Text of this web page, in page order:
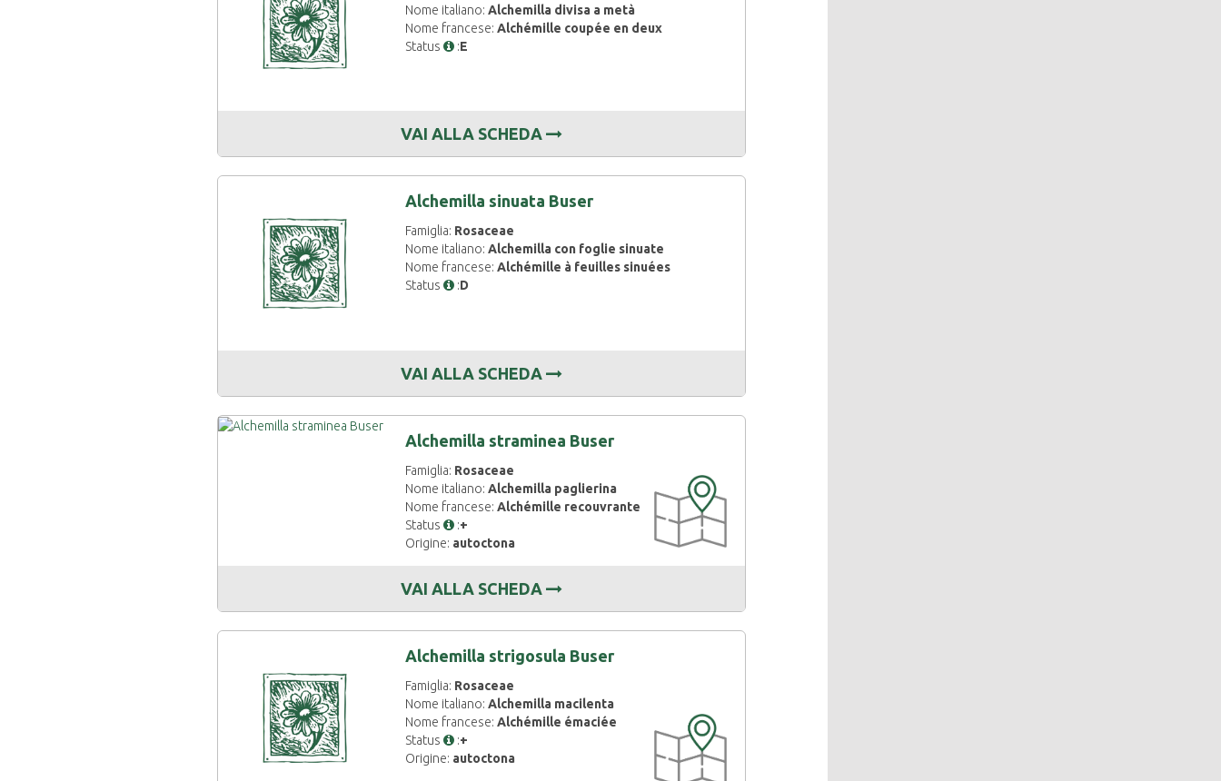
Nome italiano:Alchemilla divisa a metà
Nome francese:Alchémille coupée en deux
Status
:E
VAI ALLA SCHEDA
Alchemilla sinuata Buser
Famiglia: Rosaceae
Nome italiano:Alchemilla con foglie sinuate
Nome francese:Alchémille à feuilles sinuées
Status
:D
VAI ALLA SCHEDA
Alchemilla straminea Buser
Famiglia: Rosaceae
Nome italiano:Alchemilla paglierina
Nome francese:Alchémille recouvrante
Status
:+
Origine: autoctona
CARTOGRAFIA
DISPONIBILE
VAI ALLA SCHEDA
Alchemilla strigosula Buser
Famiglia: Rosaceae
Nome italiano:Alchemilla macilenta
Nome francese:Alchémille émaciée
Status
:+
Origine: autoctona
CARTOGRAFIA
DISPONIBILE